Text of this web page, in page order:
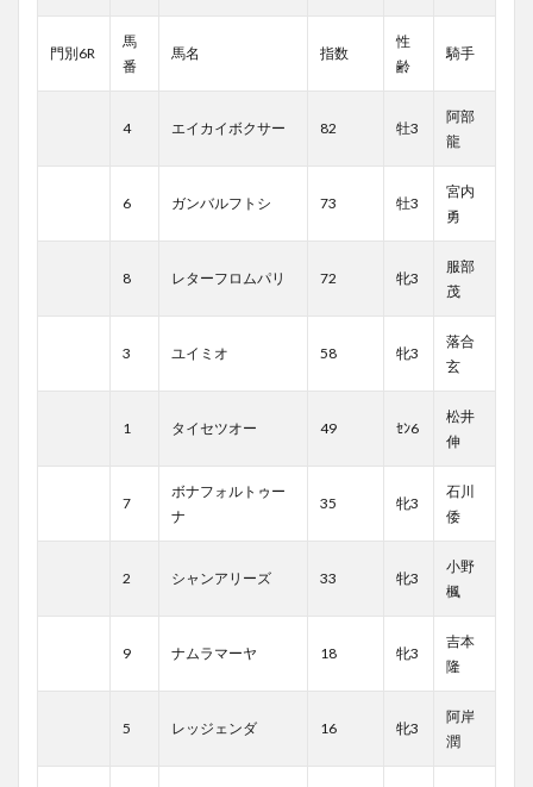
門別6R
馬
番
馬名 指数
性
齢
騎手
4 エイカイボクサー 82 牡3
阿部
龍
6 ガンバルフトシ 73 牡3
宮内
勇
8 レターフロムパリ 72 牝3
服部
茂
3 ユイミオ 58 牝3
落合
玄
1 タイセツオー 49 ｾﾝ6
松井
伸
7
ボナフォルトゥー
ナ
35 牝3
石川
倭
2 シャンアリーズ 33 牝3
小野
楓
9 ナムラマーヤ 18 牝3
吉本
隆
5 レッジェンダ 16 牝3
阿岸
潤